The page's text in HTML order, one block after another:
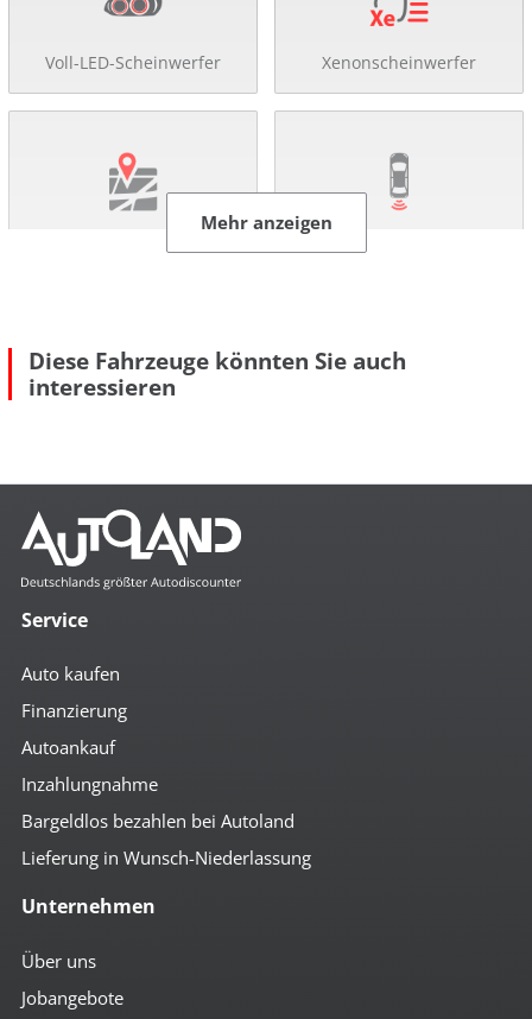
Voll-LED-Scheinwerfer Xenonscheinwerfer
Mehr anzeigen
Komfort
4x el. Fensterheber
autom. abblendender Innenspiegel
Colorverglasung
el. anklappbare Spiegel
el. Spiegel
geteilte Rücksitzbank
Getränkehalter
höhenverst. Fahrersitz
höhenverst. Lenkrad
Keyless-Go
Klimaautomatik
Mittelarmlehne vorn
Parklückenassistent
Regensensor
Mehr anzeigen
Diese Fahrzeuge könnten Sie auch
interessieren
Service
Auto kaufen
Finanzierung
Autoankauf
Inzahlungnahme
Bargeldlos bezahlen bei Autoland
Lieferung in Wunsch-Niederlassung
Unternehmen
Über uns
Jobangebote